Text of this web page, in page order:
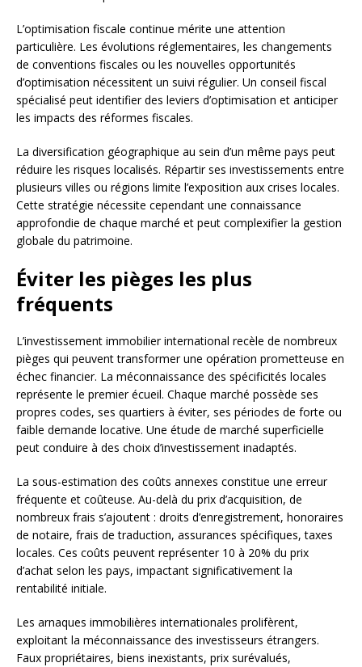
L’optimisation fiscale continue mérite une attention
particulière. Les évolutions réglementaires, les changements
de conventions fiscales ou les nouvelles opportunités
d’optimisation nécessitent un suivi régulier. Un conseil fiscal
spécialisé peut identifier des leviers d’optimisation et anticiper
les impacts des réformes fiscales.
La diversification géographique au sein d’un même pays peut
réduire les risques localisés. Répartir ses investissements entre
plusieurs villes ou régions limite l’exposition aux crises locales.
Cette stratégie nécessite cependant une connaissance
approfondie de chaque marché et peut complexifier la gestion
globale du patrimoine.
Éviter les pièges les plus
fréquents
L’investissement immobilier international recèle de nombreux
pièges qui peuvent transformer une opération prometteuse en
échec financier. La méconnaissance des spécificités locales
représente le premier écueil. Chaque marché possède ses
propres codes, ses quartiers à éviter, ses périodes de forte ou
faible demande locative. Une étude de marché superficielle
peut conduire à des choix d’investissement inadaptés.
La sous-estimation des coûts annexes constitue une erreur
fréquente et coûteuse. Au-delà du prix d’acquisition, de
nombreux frais s’ajoutent : droits d’enregistrement, honoraires
de notaire, frais de traduction, assurances spécifiques, taxes
locales. Ces coûts peuvent représenter 10 à 20% du prix
d’achat selon les pays, impactant significativement la
rentabilité initiale.
Les arnaques immobilières internationales prolifèrent,
exploitant la méconnaissance des investisseurs étrangers.
Faux propriétaires, biens inexistants, prix surévalués,